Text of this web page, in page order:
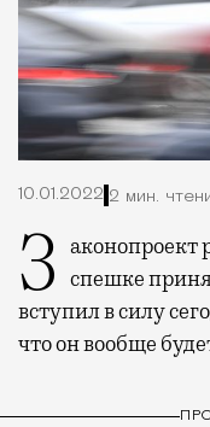
10.01.2022 2 мин.
Законопроект разработали за один месяц и в спешке
вступил в силу
что он вообще